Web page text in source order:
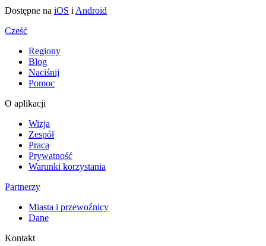
Dostępne na iOS i Android
Cześć
Regiony
Blog
Naciśnij
Pomoc
O aplikacji
Wizja
Zespół
Praca
Prywatność
Warunki korzystania
Partnerzy
Miasta i przewoźnicy
Dane
Kontakt